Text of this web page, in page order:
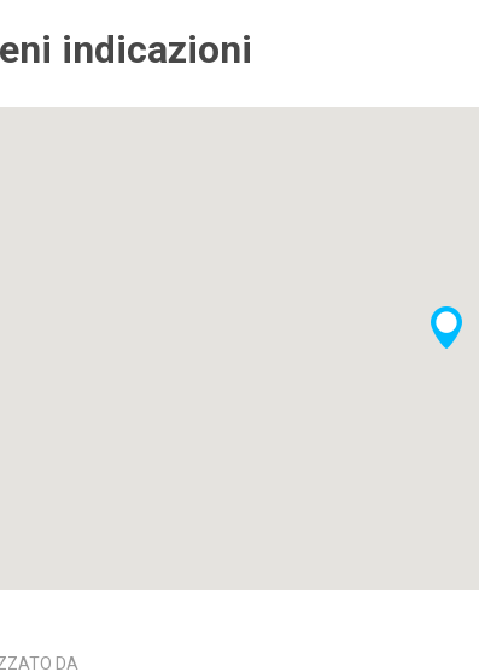
indicazioni
DA